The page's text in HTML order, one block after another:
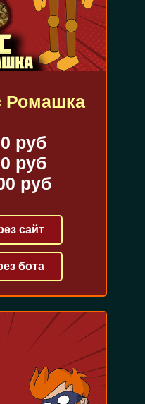
Ромашка
руб
руб
руб
сайт
бота